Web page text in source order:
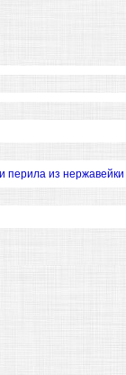
перила из нержавейки